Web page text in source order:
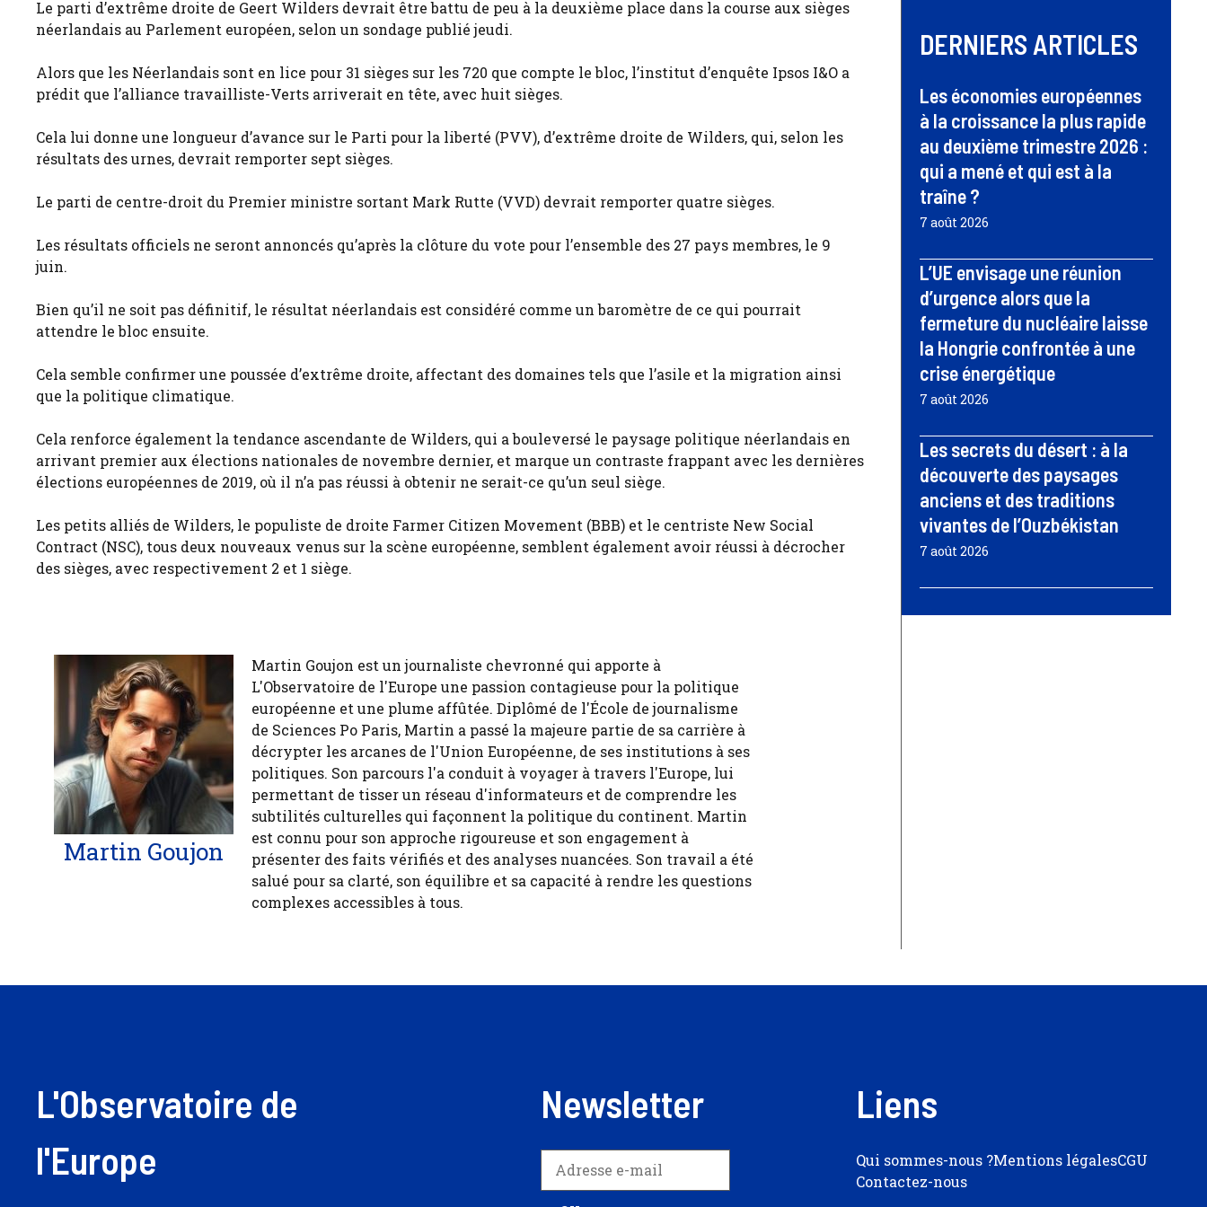
Le parti d’extrême droite de Geert Wilders devrait être battu de peu à la deuxième place dans la course aux sièges
néerlandais au Parlement européen, selon un sondage publié jeudi.
Alors que les Néerlandais sont en lice pour 31 sièges sur les 720 que compte le bloc, l’institut d’enquête Ipsos I&O a
prédit que l’alliance travailliste-Verts arriverait en tête, avec huit sièges.
Cela lui donne une longueur d’avance sur le Parti pour la liberté (PVV), d’extrême droite de Wilders, qui, selon les
résultats des urnes, devrait remporter sept sièges.
Le parti de centre-droit du Premier ministre sortant Mark Rutte (VVD) devrait remporter quatre sièges.
Les résultats officiels ne seront annoncés qu’après la clôture du vote pour l’ensemble des 27 pays membres, le 9
juin.
Bien qu’il ne soit pas définitif, le résultat néerlandais est considéré comme un baromètre de ce qui pourrait
attendre le bloc ensuite.
Cela semble confirmer une poussée d’extrême droite, affectant des domaines tels que l’asile et la migration ainsi
que la politique climatique.
Cela renforce également la tendance ascendante de Wilders, qui a bouleversé le paysage politique néerlandais en
arrivant premier aux élections nationales de novembre dernier, et marque un contraste frappant avec les dernières
élections européennes de 2019, où il n’a pas réussi à obtenir ne serait-ce qu’un seul siège.
Les petits alliés de Wilders, le populiste de droite Farmer Citizen Movement (BBB) ​​et le centriste New Social
Contract (NSC), tous deux nouveaux venus sur la scène européenne, semblent également avoir réussi à décrocher
des sièges, avec respectivement 2 et 1 siège.
Martin Goujon
Martin Goujon est un journaliste chevronné qui apporte à
L'Observatoire de l'Europe une passion contagieuse pour la politique
européenne et une plume affûtée. Diplômé de l'École de journalisme
de Sciences Po Paris, Martin a passé la majeure partie de sa carrière à
décrypter les arcanes de l'Union Européenne, de ses institutions à ses
politiques. Son parcours l'a conduit à voyager à travers l'Europe, lui
permettant de tisser un réseau d'informateurs et de comprendre les
subtilités culturelles qui façonnent la politique du continent. Martin
est connu pour son approche rigoureuse et son engagement à
présenter des faits vérifiés et des analyses nuancées. Son travail a été
salué pour sa clarté, son équilibre et sa capacité à rendre les questions
complexes accessibles à tous.
DERNIERS ARTICLES
Les économies européennes
à la croissance la plus rapide
au deuxième trimestre 2026 :
qui a mené et qui est à la
traîne ?
7 août 2026
L’UE envisage une réunion
d’urgence alors que la
fermeture du nucléaire laisse
la Hongrie confrontée à une
crise énergétique
7 août 2026
Les secrets du désert : à la
découverte des paysages
anciens et des traditions
vivantes de l’Ouzbékistan
7 août 2026
L'Observatoire de
l'Europe
Newsletter Liens
Qui sommes-nous ?Mentions légalesCGU
Contactez-nous